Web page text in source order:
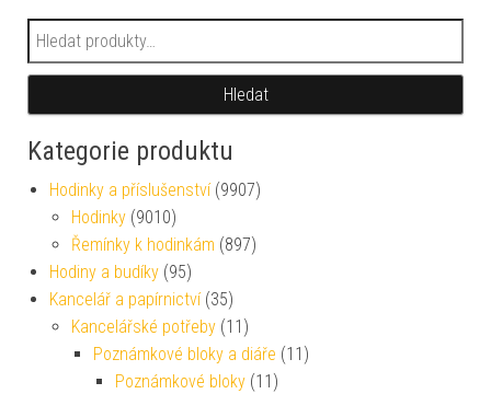
Hledat:
Hledat
Kategorie produktu
Hodinky a příslušenství (9907)
Hodinky (9010)
Řemínky k hodinkám (897)
Hodiny a budíky (95)
Kancelář a papírnictví (35)
Kancelářské potřeby (11)
Poznámkové bloky a diáře (11)
Poznámkové bloky (11)